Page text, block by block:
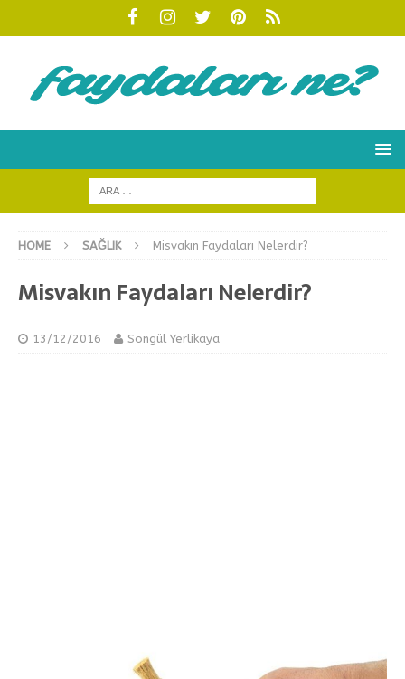
HOME SAĞLIK Misvakın Faydaları Nelerdir?
Misvakın Faydaları Nelerdir?
13/12/2016 Songül Yerlikaya